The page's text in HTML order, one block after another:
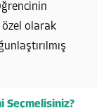
olarak
Seçmelisiniz?